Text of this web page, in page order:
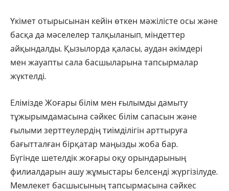
Үкімет отырысынан кейін өткен мәжілісте осы және
басқа да мәселелер талқыланып, міндеттер
айқындалды. Қызылорда қаласы, аудан әкімдері
мен жауапты сала басшыларына тапсырмалар
жүктелді.
Елімізде Жоғары білім мен ғылымды дамыту
тұжырымдамасына сәйкес білім сапасын және
ғылыми зерттеулердің тиімділігін арттыруға
бағытталған бірқатар маңызды жоба бар.
Бүгінде шетелдік жоғары оқу орындарының
филиалдарын ашу жұмыстары белсенді жүргізілуде.
Мемлекет басшысының тапсырмасына сәйкес